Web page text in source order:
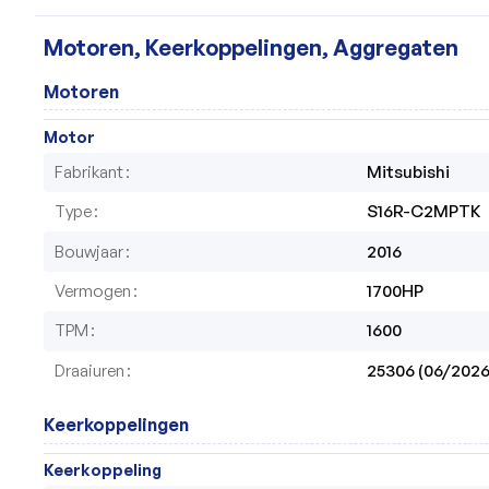
Motoren, Keerkoppelingen, Aggregaten
Motoren
Motor
Fabrikant
Mitsubishi
Type
S16R-C2MPTK
Bouwjaar
2016
Vermogen
1700HP
TPM
1600
Draaiuren
25306 (06/
Keerkoppelingen
Keerkoppeling